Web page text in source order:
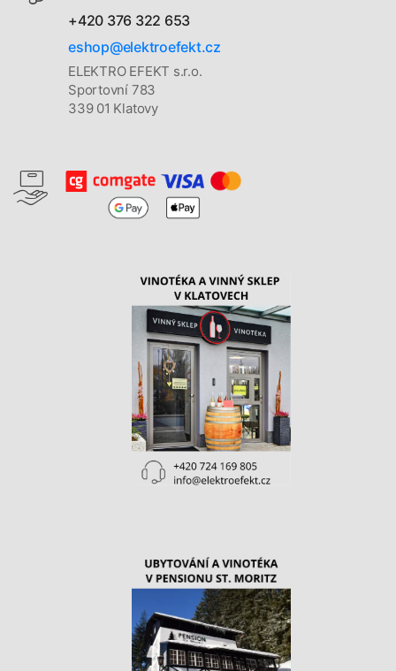
+420 376 322 653
eshop@elektroefekt.cz
ELEKTRO EFEKT s.r.o.
Sportovní 783
339 01 Klatovy